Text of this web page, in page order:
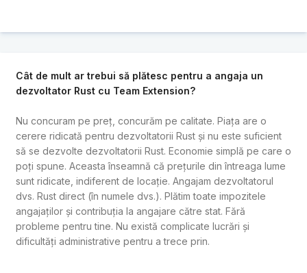
Cât de mult ar trebui să plătesc pentru a angaja un
dezvoltator Rust cu Team Extension?
Nu concuram pe preț, concurăm pe calitate. Piața are o
cerere ridicată pentru dezvoltatorii Rust și nu este suficient
să se dezvolte dezvoltatorii Rust. Economie simplă pe care o
poți spune. Aceasta înseamnă că prețurile din întreaga lume
sunt ridicate, indiferent de locație. Angajam dezvoltatorul
dvs. Rust direct (în numele dvs.). Plătim toate impozitele
angajaților și contribuția la angajare către stat. Fără
probleme pentru tine. Nu există complicate lucrări și
dificultăți administrative pentru a trece prin.